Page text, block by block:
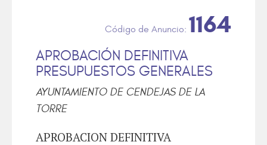
APROBACIÓN DEFINITIVA
PRESUPUESTOS GENERALES
AYUNTAMIENTO DE CENDEJAS DE LA
TORRE
1164
APROBACION DEFINITIVA